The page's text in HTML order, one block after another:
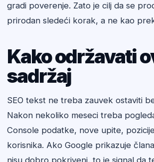
gradi poverenje. Zato je cilj da se
prirodan sledeći korak, a ne kao
Kako održavati
sadržaj
SEO tekst ne treba zauvek ostaviti
Nakon nekoliko meseci treba
Console podatke, nove upite,
korisnika. Ako Google prikazuje
nisu dobro pokriveni, to je signal da